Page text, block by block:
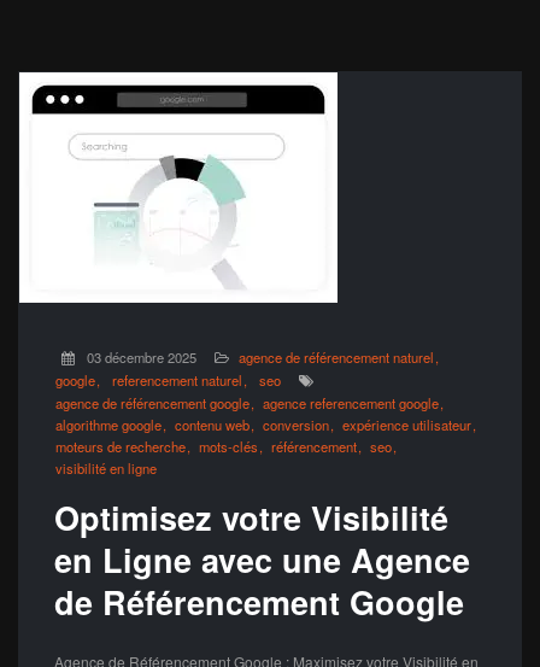
03 décembre 2025
agence de référencement naturel
google
referencement naturel
seo
agence de référencement google
agence referencement google
algorithme google
contenu web conversion
expérience utilisateur
moteurs de recherche
mots-clés référencement
seo
visibilité en ligne
Optimisez votre Visibilité
en Ligne avec une Agence
de Référencement Google
Agence de Référencement Google : Maximisez votre Visibilité en